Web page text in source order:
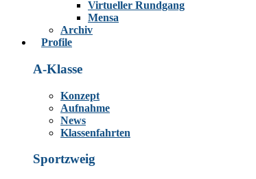
Virtueller Rundgang
Mensa
Archiv
Profile
A-Klasse
Konzept
Aufnahme
News
Klassenfahrten
Sportzweig